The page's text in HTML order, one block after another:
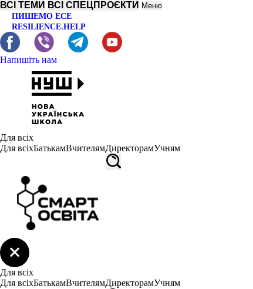
ВСІ ТЕМИ ВСІ СПЕЦПРОЄКТИ Меню
ПИШЕМО ЕСЕ
RESILIENCE.HELP
Напишіть нам
Для всіх
Для всіхБатькамВчителямДиректорамУчням
Для всіх
Для всіхБатькамВчителямДиректорамУчням